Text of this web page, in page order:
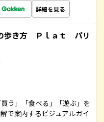
詳細を見る
歩き方 Ｐｌａｔ パリ
う」「食べる」「遊ぶ」を
で案内するビジュアルガイ